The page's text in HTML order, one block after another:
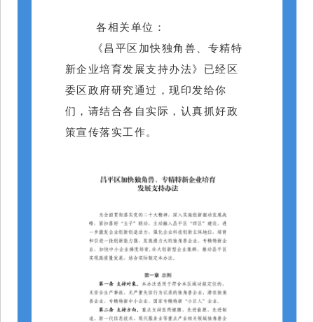
各相关单位：
新企业培育发展支持办法》已经区
委区政府研究通过，现印发给你
们，请结合各自实际，认真抓好政
策宣传落实工作。